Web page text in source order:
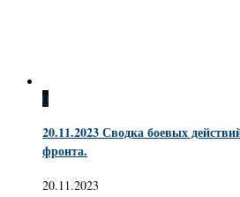
0
20.11.2023 Сводка боевых
фронта.
20.11.2023